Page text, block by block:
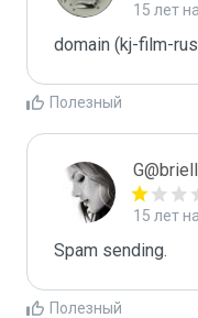
15 лет
domain (kj-film-
Полезный
15 лет
Spam sending.
Полезный